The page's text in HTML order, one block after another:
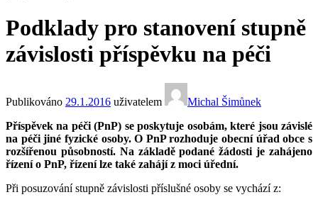
Podklady pro stanovení stupně
závislosti příspěvku na péči
Publikováno 29.1.2016 uživatelem
Michal Šimůnek
Příspěvek na péči (PnP) se poskytuje osobám, které jsou závislé
na péči jiné fyzické osoby. O PnP rozhoduje obecní úřad obce s
rozšířenou působností. Na základě podané žádosti je zahájeno
řízení o PnP, řízení lze také zahájí z moci úřední.
Při posuzování stupně závislosti příslušné osoby se vychází z: